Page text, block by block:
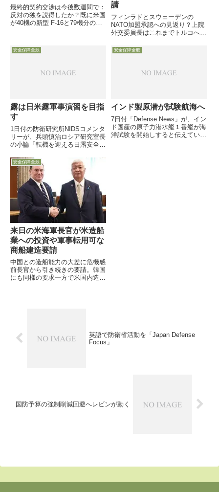
最終的契約交渉は今後数週間で：
反対の独を説得したか？既に米国
が40機の新型 F-16と79機分の近
F-16約200機の更新に目途か7月
23日、英国防相とトルコ国防相
請
フィンラドとスウェーデンの
NATO加盟承認への見返り？上院
外交委員長はこれまでトルコへの
マドリッドでのNATO首脳会議を
終えたバイデン大統領は、フィン
盟にトルコが条件付合意した...
安全保障全般
露は日米露軍事演習を目指
す
1日付の防衛研究所NIDSコメンタ
リーが、兵頭慎治ロシア研究室長
の小論「転機を迎える日露安全保
り容易ではないが、中国を睨みな
がら日露安保・軍事協力を本格的
議論を開始する時期を迎えている
との主張を紹介しています
安全保障全般
インド製原潜が試験航海へ
7日付「Defense News」が、イン
ド国産の原子力潜水艦１番艦が海
洋試験を開始しすると伝えていま
安全保障全般
来日の米海軍長官が米造船
業への投資や軍事転用可な
商船建造要請
中国との造船能力の大差に危機感
前長官から引き続きの要請。韓国
にも同様の要求一方で米国内造船
英語で防衛省活動を「Japan Defense
Focus」
国防予算の強制削減回避へレビンが動く